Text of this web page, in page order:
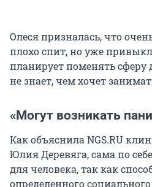
Олеся призналась, что
плохо спит, но уже
планирует поменять сферу
не знает, чем хочет
«Могут возникать
Как объяснила NGS.RU
Юлия Деревяга, сама по
для человека, так как
определенного